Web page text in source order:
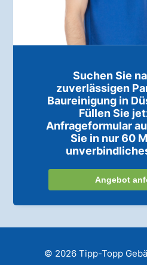
Suchen Sie
zuverlässigen
Baureinigung in
Füllen Sie
Anfrageformular
Sie in nur 60
Angebot
© 2026 Tipp-Topp